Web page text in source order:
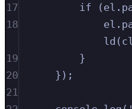
17
if
18
19
}
20
});
21